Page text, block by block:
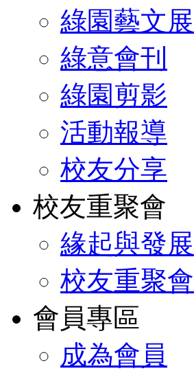
綠園藝文展
綠意會刊
綠園剪影
活動報導
校友分享
校友重聚會
緣起與發展
校友重聚會
會員專區
成為會員